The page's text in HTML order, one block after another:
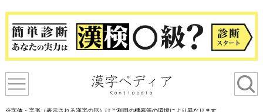
※字体・字形（表示される漢字の形）はご利用の機器等の環境により異なります。